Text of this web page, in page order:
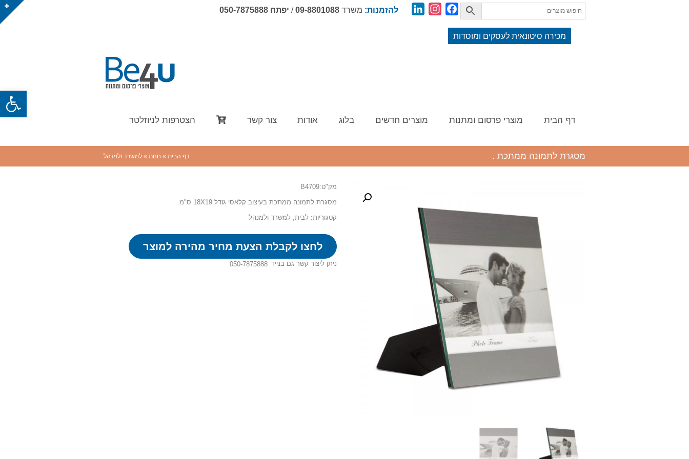
Facebook
Instagram
LinkedIn
להזמנות: משרד 09-8801088
/ יפתח 050-7875888
מכירה סיטונאית לעסקים ומוסדות
דף הבית מוצרי פרסום ומתנות מוצרים חדשים בלוג אודות צור קשר הצטרפות לניוזלטר
מסגרת לתמונה ממתכת . דף הבית » חנות » למשרד ולמנהל
מק"ט:B4709
מסגרת לתמונה ממתכת בעיצוב קלאסי גודל 18X19 ס"מ.
ניתן ליצור קשר גם בנייד
קטגוריות: לבית, למשרד ולמנהל
לחצו לקבלת הצעת מחיר מהירה למוצר
050-7875888